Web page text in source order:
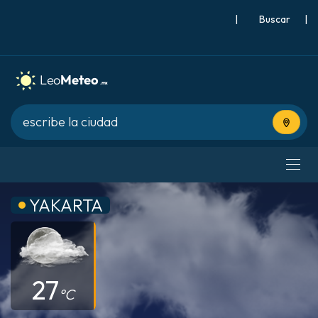
| |
Usa tu
YAKARTA
27°C